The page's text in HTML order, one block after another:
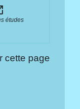
études
cette page